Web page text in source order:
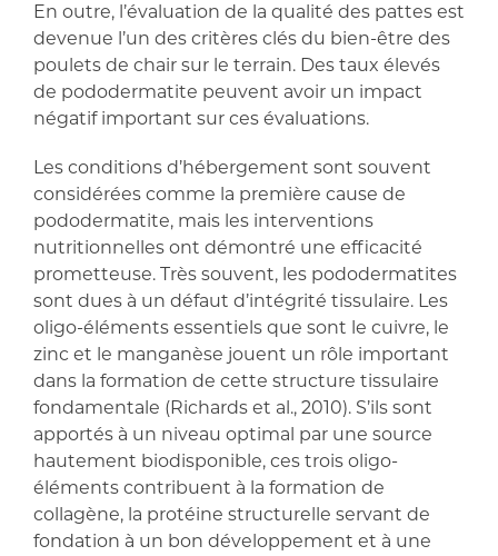
En outre, l’évaluation de la qualité des pattes est
devenue l’un des critères clés du bien-être des
poulets de chair sur le terrain. Des taux élevés
de pododermatite peuvent avoir un impact
négatif important sur ces évaluations.
Les conditions d’hébergement sont souvent
considérées comme la première cause de
pododermatite, mais les interventions
nutritionnelles ont démontré une efficacité
prometteuse. Très souvent, les pododermatites
sont dues à un défaut d’intégrité tissulaire. Les
oligo-éléments essentiels que sont le cuivre, le
zinc et le manganèse jouent un rôle important
dans la formation de cette structure tissulaire
fondamentale (Richards et al., 2010). S’ils sont
apportés à un niveau optimal par une source
hautement biodisponible, ces trois oligo-
éléments contribuent à la formation de
collagène, la protéine structurelle servant de
fondation à un bon développement et à une